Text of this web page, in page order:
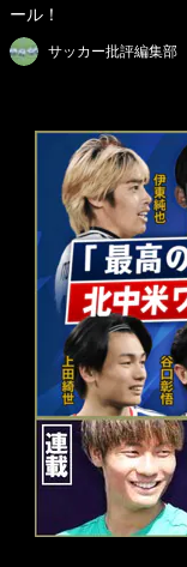
ール！
サッカー批評編集部